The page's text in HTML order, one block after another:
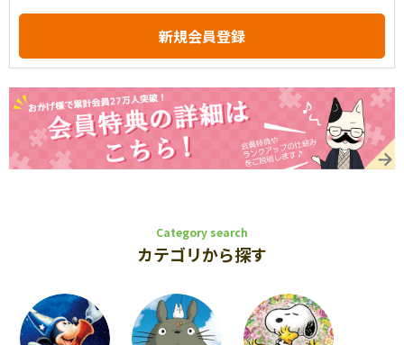
Category search
カテゴリから探す